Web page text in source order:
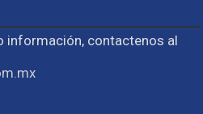
información, contactenos al